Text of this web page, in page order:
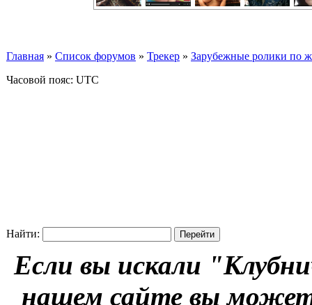
Главная » Список форумов » Трекер » Зарубежные ролики по
Часовой пояс: UTC
Найти:
Если вы искали
нашем сайте вы